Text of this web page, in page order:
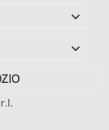

